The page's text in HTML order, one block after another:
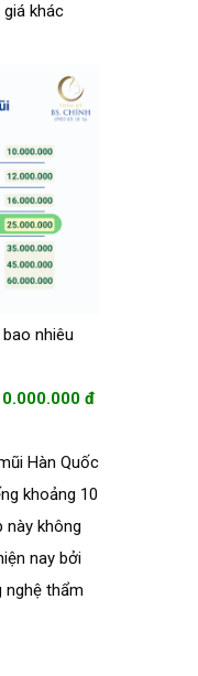
khác
nhiêu
đ
Hàn Quốc
khoảng 10
này không
nay bởi
nghệ thẩm